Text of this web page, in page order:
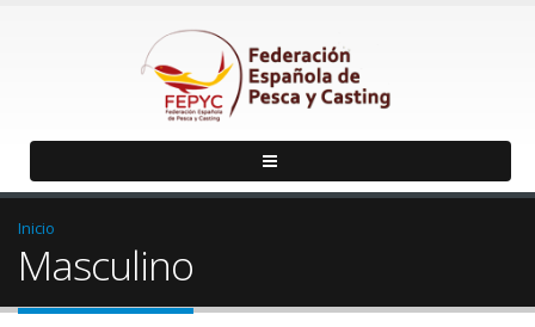
Inicio
Masculino